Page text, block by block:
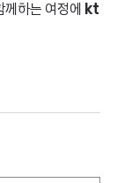
하는 여정에 kt